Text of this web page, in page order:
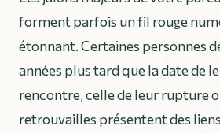
forment parfois un fil rouge
étonnant. Certaines personnes
années plus tard que la date de
rencontre, celle de leur rupture
retrouvailles présentent des